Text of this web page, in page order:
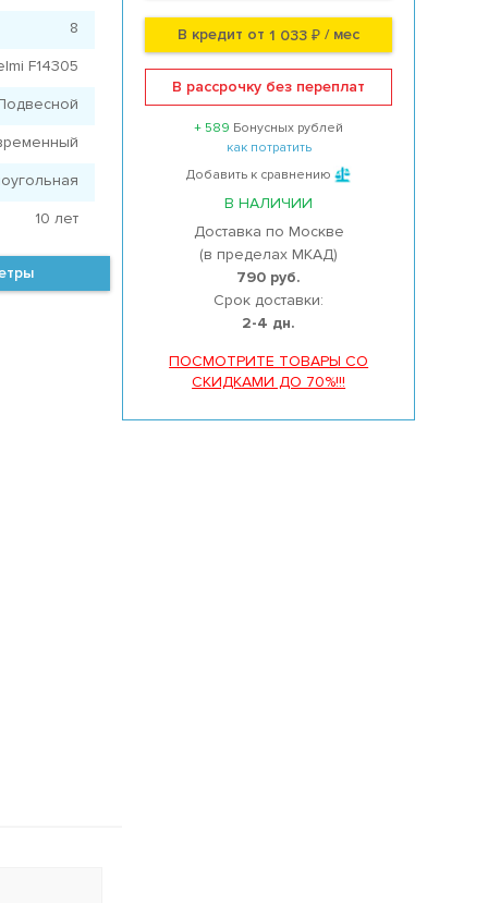
В кредит от1 033 ₽ / мес
В рассрочку без переплат
+ 589 Бонусных рублей
как потратить
Добавить к сравнению
В НАЛИЧИИ
Доставка по Москве
(в пределах МКАД)
790 руб.
Срок доставки:
2-4 дн.
ПОСМОТРИТЕ ТОВАРЫ СО
СКИДКАМИ ДО 70%!!!
8
F14305
10 лет